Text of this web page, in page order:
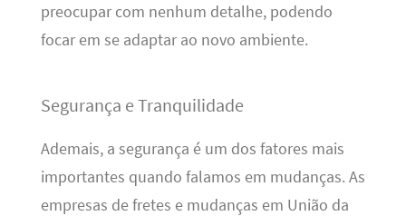
preocupar com nenhum detalhe, podendo
focar em se adaptar ao novo ambiente.
Segurança e Tranquilidade
Ademais, a segurança é um dos fatores mais
importantes quando falamos em mudanças. As
empresas de fretes e mudanças em União da